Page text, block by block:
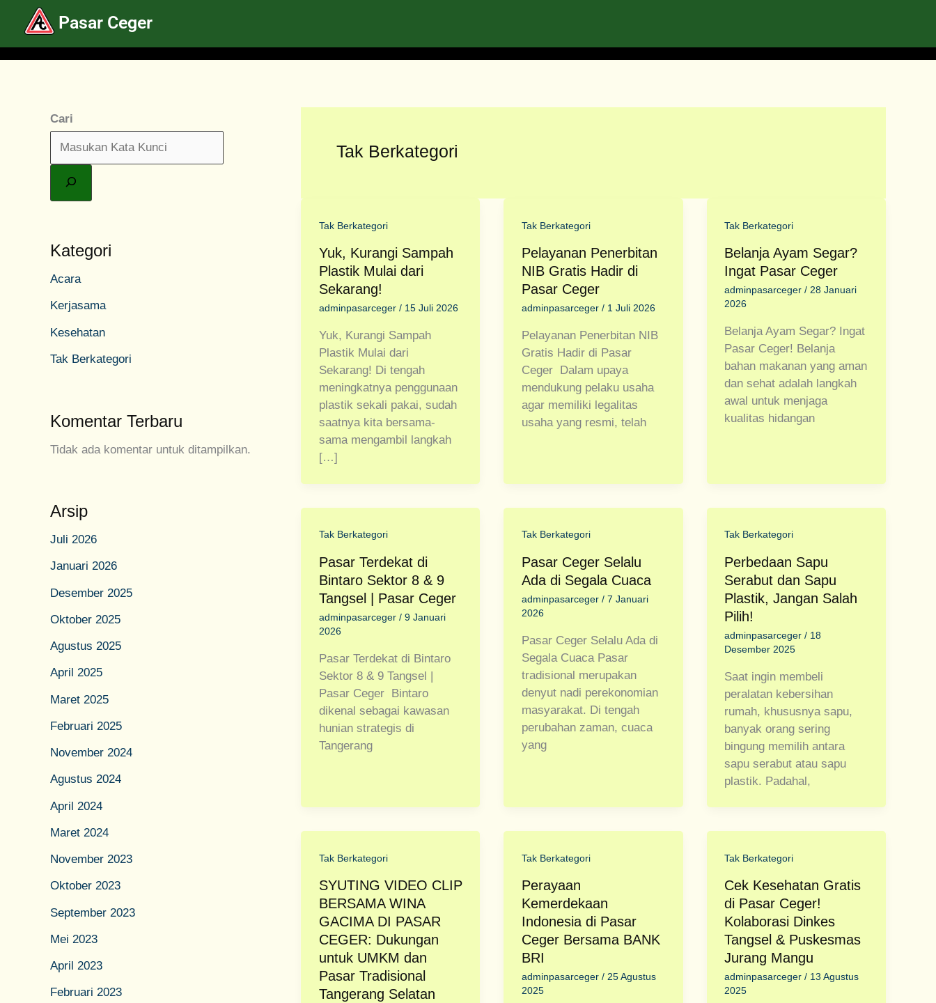
Pasar Ceger
Cari
Kategori
Acara
Kerjasama
Kesehatan
Tak Berkategori
Komentar Terbaru
Tidak ada komentar untuk ditampilkan.
Arsip
Juli 2026
Januari 2026
Desember 2025
Oktober 2025
Agustus 2025
April 2025
Maret 2025
Februari 2025
November 2024
Agustus 2024
April 2024
Maret 2024
November 2023
Oktober 2023
September 2023
Mei 2023
April 2023
Februari 2023
Tak Berkategori
Tak Berkategori
Yuk, Kurangi Sampah
Plastik Mulai dari
Sekarang!
adminpasarceger / 15 Juli 2026
Yuk, Kurangi Sampah
Plastik Mulai dari
Sekarang! Di tengah
meningkatnya penggunaan
plastik sekali pakai, sudah
saatnya kita bersama-
sama mengambil langkah
[…]
Tak Berkategori
Pelayanan Penerbitan
NIB Gratis Hadir di
Pasar Ceger
adminpasarceger / 1 Juli 2026
Pelayanan Penerbitan NIB
Gratis Hadir di Pasar
Ceger Dalam upaya
mendukung pelaku usaha
agar memiliki legalitas
usaha yang resmi, telah
Tak Berkategori
Belanja Ayam Segar?
Ingat Pasar Ceger
adminpasarceger/28 Januari
2026
Belanja Ayam Segar? Ingat
Pasar Ceger! Belanja
bahan makanan yang aman
dan sehat adalah langkah
awal untuk menjaga
kualitas hidangan
Tak Berkategori
Pasar Terdekat di
Bintaro Sektor 8 & 9
Tangsel | Pasar Ceger
adminpasarceger / 9 Januari
2026
Pasar Terdekat di Bintaro
Sektor 8 & 9 Tangsel |
Pasar Ceger Bintaro
dikenal sebagai kawasan
hunian strategis di
Tangerang
Tak Berkategori
Pasar Ceger Selalu
Ada di Segala Cuaca
adminpasarceger / 7 Januari
2026
Pasar Ceger Selalu Ada di
Segala Cuaca Pasar
tradisional merupakan
denyut nadi perekonomian
masyarakat. Di tengah
perubahan zaman, cuaca
yang
Tak Berkategori
Perbedaan Sapu
Serabut dan Sapu
Plastik, Jangan Salah
Pilih!
adminpasarceger/ 18
Desember 2025
Saat ingin membeli
peralatan kebersihan
rumah, khususnya sapu,
banyak orang sering
bingung memilih antara
sapu serabut atau sapu
plastik. Padahal,
Tak Berkategori
SYUTING VIDEO CLIP
BERSAMA WINA
GACIMA DI PASAR
CEGER: Dukungan
untuk UMKM dan
Pasar Tradisional
Tangerang Selatan
Tak Berkategori
Perayaan
Kemerdekaan
Indonesia di Pasar
Ceger Bersama BANK
BRI
adminpasarceger / 25 Agustus
2025
Tak Berkategori
Cek Kesehatan Gratis
di Pasar Ceger!
Kolaborasi Dinkes
Tangsel & Puskesmas
Jurang Mangu
adminpasarceger/ 13 Agustus
2025